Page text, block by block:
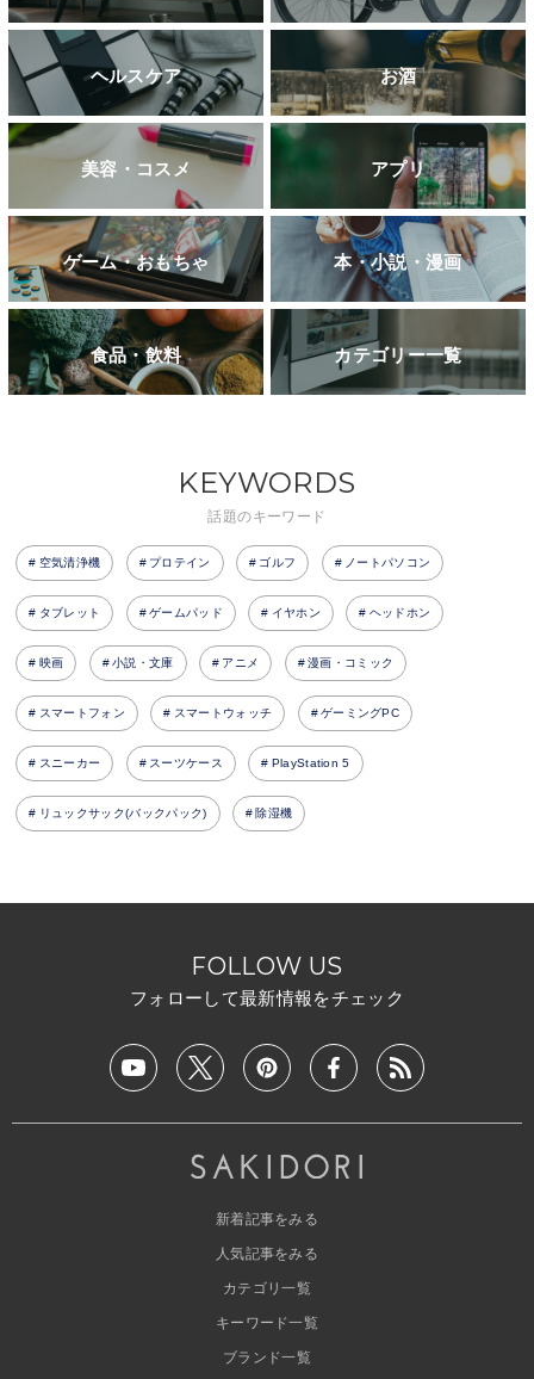
ヘルスケア お酒
美容・コスメ アプリ
ゲーム・おもちゃ 本・小説・漫画
食品・飲料 カテゴリー一覧
KEYWORDS
話題のキーワード
空気清浄機 プロテイン ゴルフ ノートパソコン
タブレット ゲームパッド イヤホン ヘッドホン
映画 小説・文庫 アニメ 漫画・コミック
スマートフォン スマートウォッチ ゲーミングPC
スニーカー スーツケース PlayStation 5
リュックサック(バックパック) 除湿機
FOLLOW US
フォローして最新情報をチェック
新着記事をみる
人気記事をみる
カテゴリ一覧
キーワード一覧
ブランド一覧